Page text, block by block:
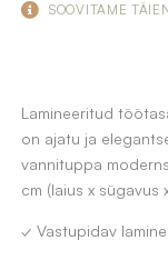
SOOVITAME
Lamineeritud
on ajatu ja
vannituppa
cm (laius x sügavus
✓ Vastupidav